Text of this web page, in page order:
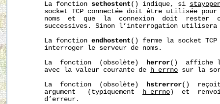
       La fonction
sethostent () indique, si
socket TCP connectée doit être utilisée
noms  et  que  la  connexion  doit  rester
successives. Sinon l’interrogation
       La fonction
endhostent () ferme la socket
       interroger le serveur de noms.
       La  fonction  (obsolète)
herror()  affiche le
       avec la valeur courante de
h_errno sur la
       La  fonction  (obsolète)
hstrerror()  reçoit
       argument   (typiquement
h_errno )  et
       d’erreur.